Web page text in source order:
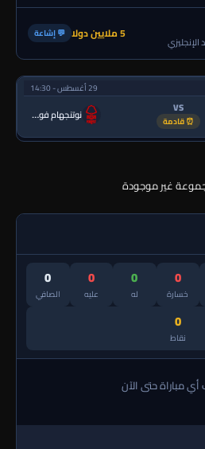
5 ملايين دولا 💬 إشاعة
29 أغسطس - 14:30
VS
⏰ قادمة نوتنجهام فورست
غير موجودة
0
خسارة
0
له
0
عليه
0
الصافي
0
نقاط
أي مباراة حتى الآن